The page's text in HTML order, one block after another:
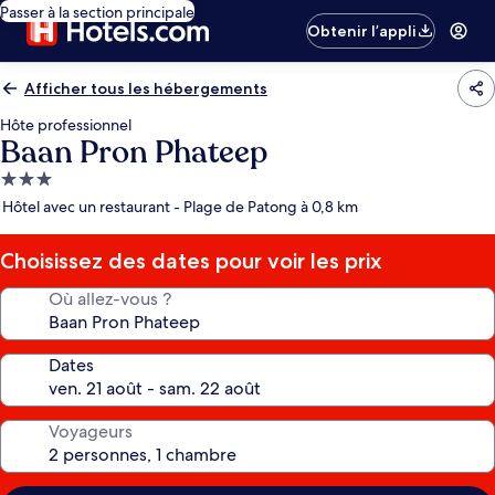
Passer à la section principale
Obtenir l’appli
Afficher tous les hébergements
Hôte professionnel
Baan Pron Phateep
Hébergement
3.0 étoiles
Hôtel avec un restaurant - Plage de Patong à 0,8 km
Choisissez des dates pour voir les prix
Où allez-vous ?
Dates
Voyageurs